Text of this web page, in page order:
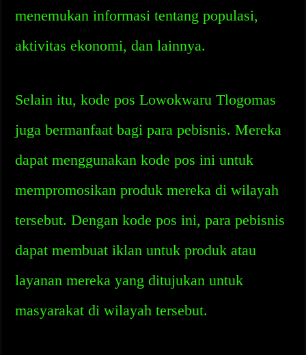
menemukan informasi tentang populasi,
aktivitas ekonomi, dan lainnya.
Selain itu, kode pos Lowokwaru Tlogomas
juga bermanfaat bagi para pebisnis. Mereka
dapat menggunakan kode pos ini untuk
mempromosikan produk mereka di wilayah
tersebut. Dengan kode pos ini, para pebisnis
dapat membuat iklan untuk produk atau
layanan mereka yang ditujukan untuk
masyarakat di wilayah tersebut.